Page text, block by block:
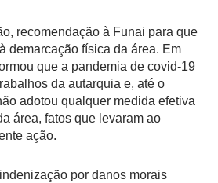
recomendação à Funai para que
demarcação física da área. Em
que a pandemia de covid-19
da autarquia e, até o
adotou qualquer medida efetiva
área, fatos que levaram ao
ação.
por danos morais